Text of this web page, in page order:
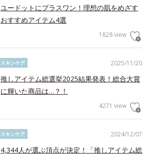
ユードットにプラスワン！理想の肌をめざす
おすすめアイテム4選
1828 view
2025/11/20
スキンケア
推しアイテム総選挙2025結果発表！総合大賞
に輝いた商品は…？！
4271 view
2024/12/07
スキンケア
4,344人が選ぶ頂点が決定！「推しアイテム総